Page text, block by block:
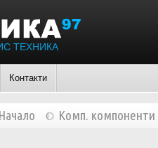
ТЕХНИКА
Контакти
Начало Комп. компоненти